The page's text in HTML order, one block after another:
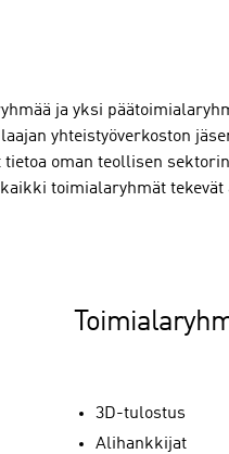
ja yksi
yhteistyöverkoston
tietoa oman teollisen
toimialaryhmät tekevät
3D-tulostus
Alihankkijat